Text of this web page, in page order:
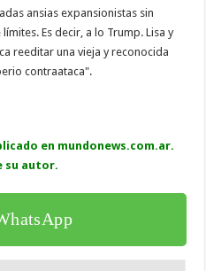
ansias expansionistas sin
Es decir, a lo Trump. Lisa y
reeditar una vieja y reconocida
contraataca".
en mundonews.com.ar.
su autor.